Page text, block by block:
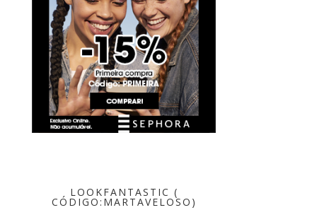
LOOKFANTASTIC (
CÓDIGO:MARTAVELOSO)